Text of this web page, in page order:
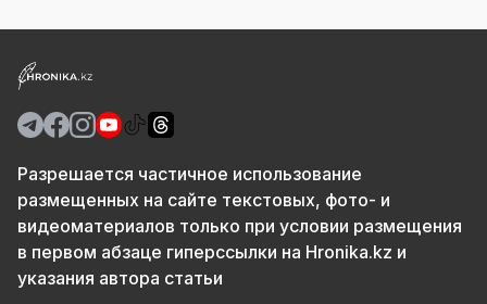
Разрешается частичное использование
размещенных на сайте текстовых, фото- и
видеоматериалов только при условии размещения
в первом абзаце гиперссылки на Hronika.kz и
указания автора статьи